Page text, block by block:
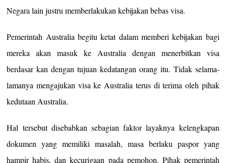
Negara lain justru memberlakukan kebijakan bebas visa.
Pemerintah Australia begitu ketat dalam memberi kebijakan bagi
mereka akan masuk ke Australia dengan menerbitkan visa
berdasar kan dengan tujuan kedatangan orang itu. Tidak selama-
lamanya mengajukan visa ke Australia terus di terima oleh pihak
kedutaan Australia.
Hal tersebut disebabkan sebagian faktor layaknya kelengkapan
dokumen yang memiliki masalah, masa berlaku paspor yang
hampir habis, dan kecurigaan pada pemohon. Pihak pemerintah